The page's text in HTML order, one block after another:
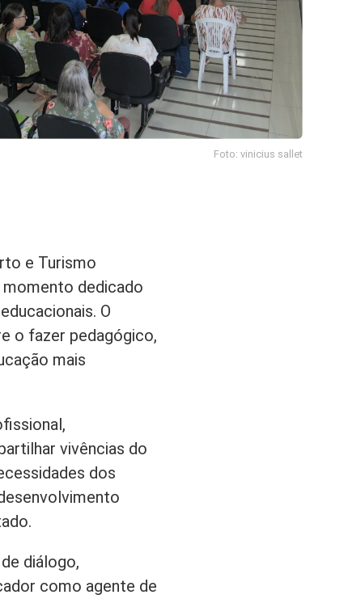
Foto: vinicius sallet
e Turismo
momento dedicado
O
o fazer pedagógico,
mais
vivências do
dos
diálogo,
como agente de